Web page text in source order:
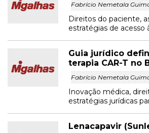
Fabrício Nemetala
Direitos do paciente,
estratégias de acesso
Guia jurídico
terapia CAR-T no
Fabrício Nemetala
Inovação médica,
estratégias jurídicas
Lenacapavir